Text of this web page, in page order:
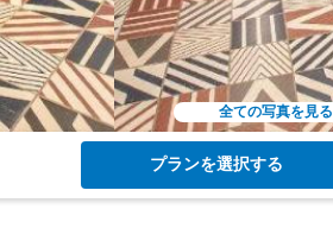
全ての写真を見る
プランを選択する